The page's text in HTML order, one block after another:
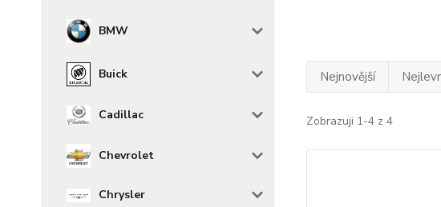
BMW
Buick
Cadillac
Chevrolet
Chrysler
Nejnovější
Zobrazuji 1-4 z 4